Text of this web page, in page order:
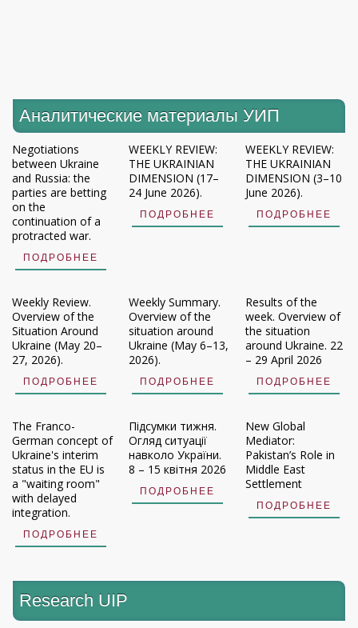
Аналитические материалы УИП
Negotiations
between Ukraine
and Russia: the
parties are betting
on the
continuation of a
protracted war.
ПОДРОБНЕЕ
WEEKLY REVIEW:
THE UKRAINIAN
DIMENSION (17–
24 June 2026).
ПОДРОБНЕЕ
WEEKLY REVIEW:
THE UKRAINIAN
DIMENSION (3–10
June 2026).
ПОДРОБНЕЕ
Weekly Review.
Overview of the
Situation Around
Ukraine (May 20–
27, 2026).
ПОДРОБНЕЕ
Weekly Summary.
Overview of the
situation around
Ukraine (May 6–13,
2026).
ПОДРОБНЕЕ
Results of the
week. Overview of
the situation
around Ukraine. 22
– 29 April 2026
ПОДРОБНЕЕ
The Franco-
German concept of
Ukraine's interim
status in the EU is
a "waiting room"
with delayed
integration.
ПОДРОБНЕЕ
Підсумки тижня.
Огляд ситуації
навколо України.
8 – 15 квітня 2026
ПОДРОБНЕЕ
New Global
Mediator:
Pakistan’s Role in
Middle East
Settlement
ПОДРОБНЕЕ
Research UIP